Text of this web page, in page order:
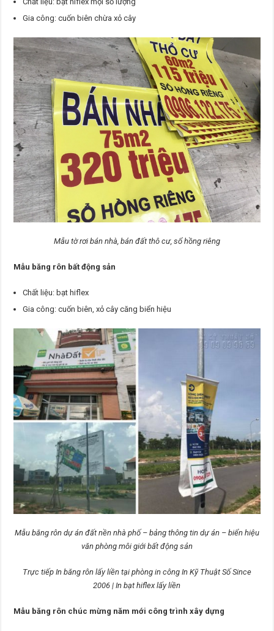
Gia công: cuốn biên chừa xỏ cây
Mẫu tờ rơi bán nhà, bán đất thô cư, sổ hồng riêng
Mẫu băng rôn bất động sản
Chất liệu: bạt hiflex
Gia công: cuốn biên, xỏ cây căng biển hiệu
Mẫu băng rôn dự án đất nền nhà phố – bảng thông tin dự án – biển hiệu
văn phòng môi giới bất động sản
Trực tiếp In băng rôn lấy liền tại phòng in công In Kỹ Thuật Số Since
2006 | In bạt hiflex lấy liền
Mẫu băng rôn chúc mừng năm mới công trình xây dựng